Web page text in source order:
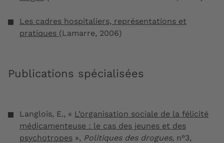
Les cadres hospitaliers, représentations et
pratiques (Lamarre, 2006)
Publications spécialisées
Langlois, E., « L’organisation sociale de la félicité
médicamenteuse : le cas des jeunes et des
psychotropes », Politiques des drogues, n°3,